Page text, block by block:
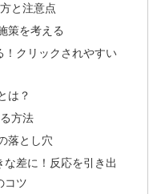
と注意点
策を考える
！クリックされやすい
は？
方法
落とし穴
差に！反応を引き出
コツ